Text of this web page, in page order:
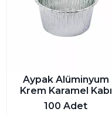
Aypak Alüminyum
Krem Karamel Kabı
100 Adet